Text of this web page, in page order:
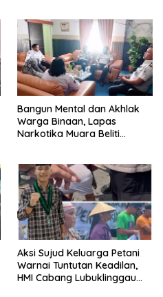
Bangun Mental dan Akhlak
Warga Binaan, Lapas
Narkotika Muara Beliti
Aksi Sujud Keluarga Petani
Warnai Tuntutan Keadilan,
HMI Cabang Lubuklinggau